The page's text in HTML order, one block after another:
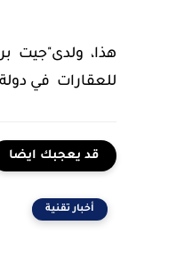
هذا،
للعقارات في دولة
قد يعجبك ايضا
أخبار تقنية